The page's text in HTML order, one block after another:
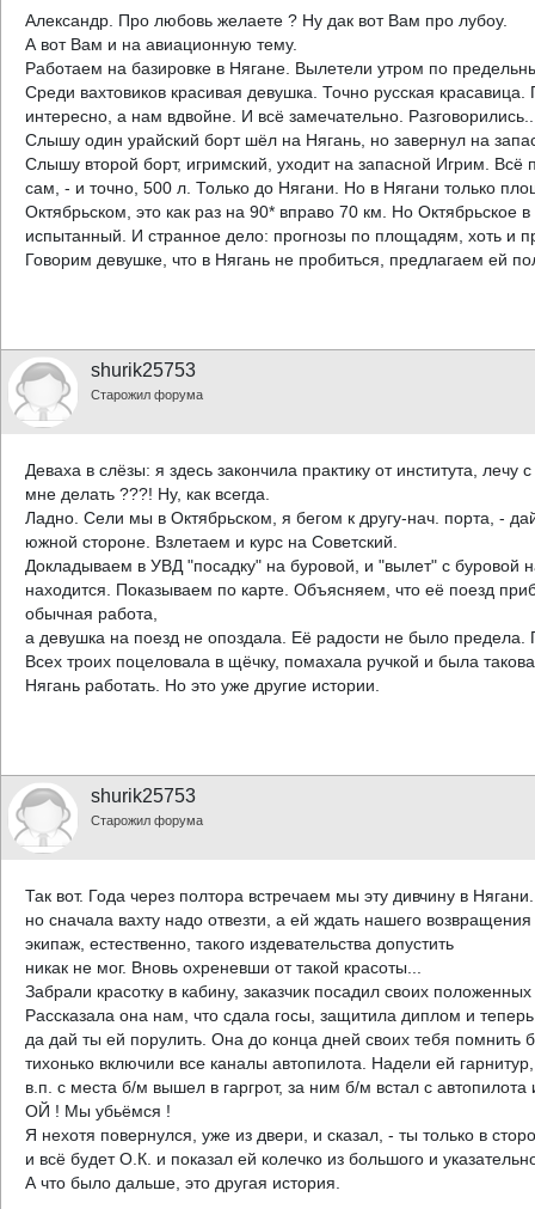
Александр. Про любовь желаете ? Ну дак вот Вам про лубоу.
А вот Вам и на авиационную тему.
Работаем на базировке в Нягане. Вылетели утром по
Среди вахтовиков красивая девушка. Точно русская
интересно, а нам вдвойне. И всё замечательно.
Слышу один урайский борт шёл на Нягань, но завернул на
Слышу второй борт, игримский, уходит на запасной Игрим.
сам, - и точно, 500 л. Только до Нягани. Но в Нягани только
Октябрьском, это как раз на 90* вправо 70 км. Но
испытанный. И странное дело: прогнозы по площадям, хоть и
Говорим девушке, что в Нягань не пробиться, предлагаем ей
shurik25753
Старожил форума
Деваха в слёзы: я здесь закончила практику от института,
мне делать ???! Ну, как всегда.
Ладно. Сели мы в Октябрьском, я бегом к другу-нач. порта, -
южной стороне. Взлетаем и курс на Советский.
Докладываем в УВД "посадку" на буровой, и "вылет" с буровой
находится. Показываем по карте. Объясняем, что её поезд
обычная работа,
а девушка на поезд не опоздала. Её радости не было
Всех троих поцеловала в щёчку, помахала ручкой и была
Нягань работать. Но это уже другие истории.
shurik25753
Старожил форума
Так вот. Года через полтора встречаем мы эту дивчину в
но сначала вахту надо отвезти, а ей ждать нашего
экипаж, естественно, такого издевательства допустить
никак не мог. Вновь охреневши от такой красоты...
Забрали красотку в кабину, заказчик посадил своих
Рассказала она нам, что сдала госы, защитила диплом и
да дай ты ей порулить. Она до конца дней своих тебя помнить
тихонько включили все каналы автопилота. Надели ей
в.п. с места б/м вышел в гаргрот, за ним б/м встал с
ОЙ ! Мы убьёмся !
Я нехотя повернулся, уже из двери, и сказал, - ты только в
и всё будет О.К. и показал ей колечко из большого и
А что было дальше, это другая история.